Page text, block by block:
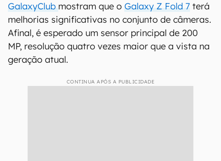
GalaxyClub mostram que o Galaxy Z Fold 7 terá
melhorias significativas no conjunto de câmeras.
Afinal, é esperado um sensor principal de 200
MP, resolução quatro vezes maior que a vista na
geração atual.
CONTINUA APÓS A PUBLICIDADE